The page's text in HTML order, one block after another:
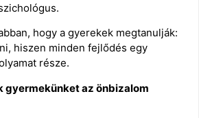
hogy a gyerekek megtanulják:
hiszen minden fejlődés egy
része.
gyermekünket az önbizalom